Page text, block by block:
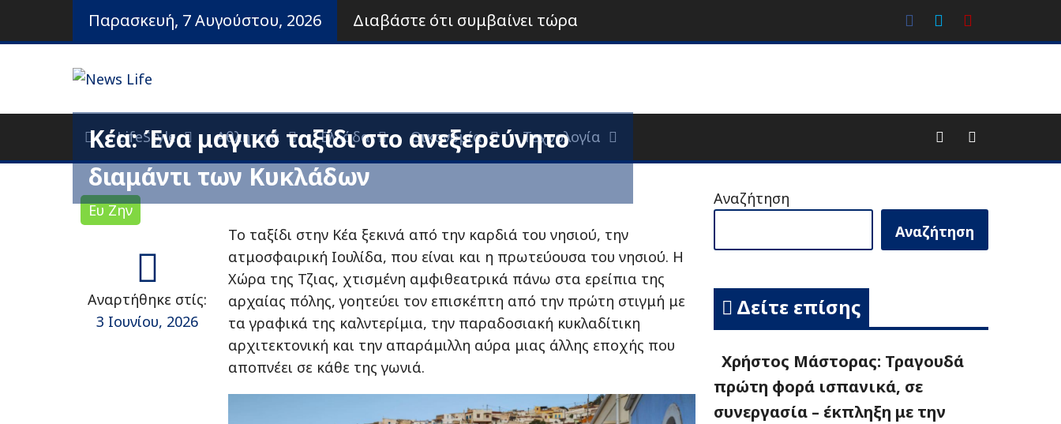
Παρασκευή, 7 Αυγούστου, 2026 Διαβάστε ότι συμβαίνει τώρα facebookTwitter
LifeStyle Αθλητικά Ελλάδα Οικονομία Τεχνολογία
Ευ Ζην
Κέα: Ένα μαγικό ταξίδι στο ανεξερεύνητο
διαμάντι των Κυκλάδων
Αναρτήθηκε στίς:
3 Ιουνίου, 2026
Το ταξίδι στην Κέα ξεκινά από την καρδιά του νησιού, την
ατμοσφαιρική Ιουλίδα, που είναι και η πρωτεύουσα του νησιού. Η
Χώρα της Τζιας, χτισμένη αμφιθεατρικά πάνω στα ερείπια της
αρχαίας πόλης, γοητεύει τον επισκέπτη από την πρώτη στιγμή με
τα γραφικά της καλντερίμια, την παραδοσιακή κυκλαδίτικη
αρχιτεκτονική και την απαράμιλλη αύρα μιας άλλης εποχής που
αποπνέει σε κάθε της γωνιά.
Αναζήτηση
Αναζήτηση
Δείτε επίσης
Χρήστος Μάστορας: Τραγουδά
πρώτη φορά ισπανικά, σε
συνεργασία – έκπληξη με την